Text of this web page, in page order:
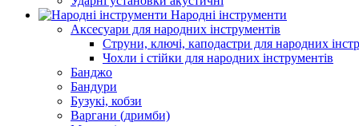
Народні інструменти
Аксесуари для народних інструментів
Струни, ключі, каподастри для народних
Чохли і стійки для народних інструментів
Банджо
Бандури
Бузукі, кобзи
Варгани (дримби)